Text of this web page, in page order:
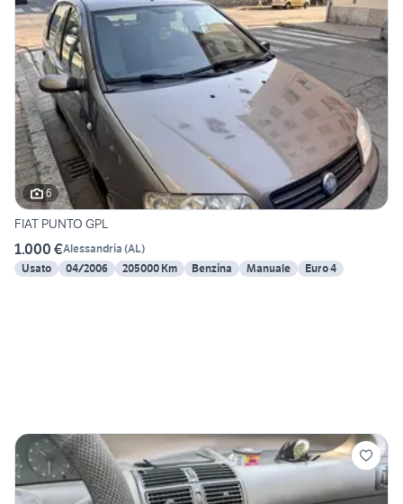
6
FIAT PUNTO GPL
1.000 €Alessandria (AL)
Usato
04/2006 205000 Km Benzina Manuale Euro 4